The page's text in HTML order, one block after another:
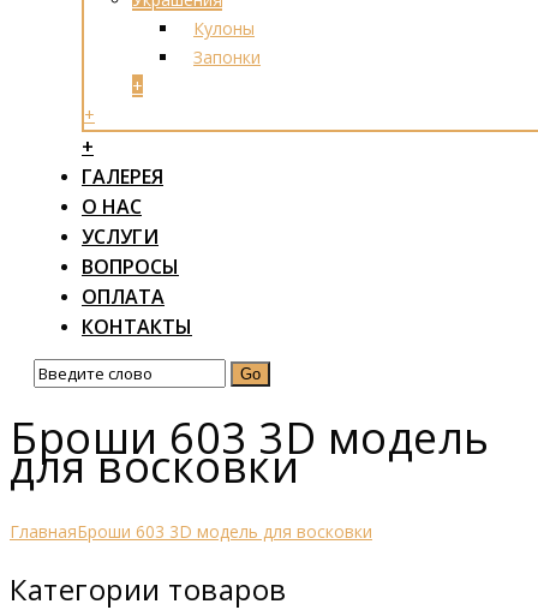
Кулоны
Запонки
+
+
+
ГАЛЕРЕЯ
О НАС
УСЛУГИ
ВОПРОСЫ
ОПЛАТА
КОНТАКТЫ
Броши 603 3D модель
для восковки
ГлавнаяБроши 603 3D модель для восковки
Категории товаров